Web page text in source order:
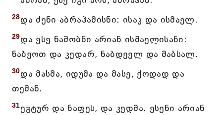
28და ძენი აბრაჰამისნი: ისაკ და ისმაელ.
29და ესე ნაშობნი არიან ისმაელისანი:
ნაბეოთ და კედარ, ნაბდეელ და მაბსალ.
30და მასმა, იდუმა და მასე, ქოდად და
თემან.
31ეგტურ და ნაფეს, და კედმა. ესენი არიან